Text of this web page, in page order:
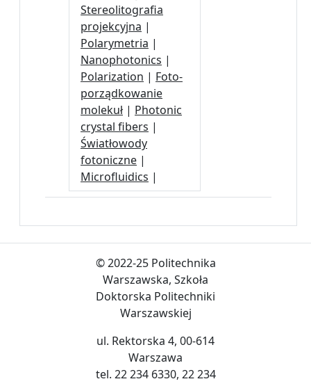
Stereolitografia
projekcyjna |
Polarymetria |
Nanophotonics |
Polarization | Foto-
porządkowanie
molekuł | Photonic
crystal fibers |
Światłowody
fotoniczne |
Microfluidics |
© 2022-25 Politechnika
Warszawska, Szkoła
Doktorska Politechniki
Warszawskiej
ul. Rektorska 4, 00-614
Warszawa
tel. 22 234 6330, 22 234